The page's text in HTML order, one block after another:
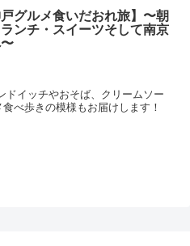
戸グルメ食いだおれ旅】〜朝
ンチ・スイーツそして南京
ドイッチやおそば、クリームソー
べ歩きの模様もお届けします！